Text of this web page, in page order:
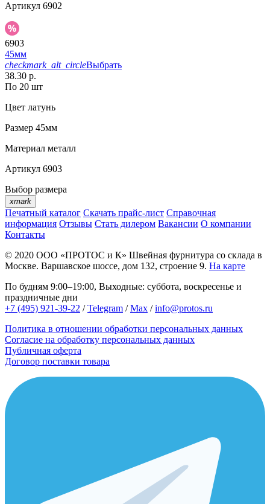
Артикул 6902
6903
45мм
checkmark_alt_circleВыбрать
38.30 р.
По 20 шт
Цвет латунь
Размер 45мм
Материал металл
Артикул 6903
Выбор размера
xmark
Печатный каталог Скачать прайс-лист Справочная
информация Отзывы Стать дилером Вакансии О компании
Контакты
© 2020 ООО «ПРОТОС и К» Швейная фурнитура со склада в
Москве. Варшавское шоссе, дом 132, строение 9. На карте
По будням 9:00–19:00, Выходные: суббота, воскресенье и
праздничные дни
+7 (495) 921-39-22 /Telegram /Max /info@protos.ru
Политика в отношении обработки персональных данных
Согласие на обработку персональных данных
Публичная оферта
Договор поставки товара